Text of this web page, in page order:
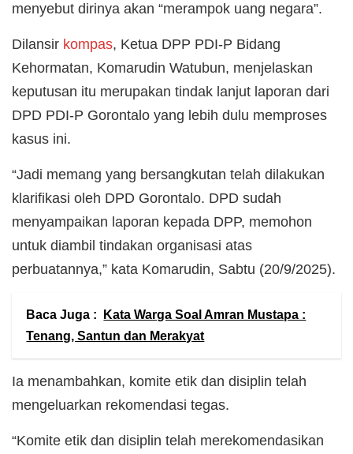
menyebut dirinya akan “merampok uang negara”.
Dilansir kompas, Ketua DPP PDI-P Bidang
Kehormatan, Komarudin Watubun, menjelaskan
keputusan itu merupakan tindak lanjut laporan dari
DPD PDI-P Gorontalo yang lebih dulu memproses
kasus ini.
“Jadi memang yang bersangkutan telah dilakukan
klarifikasi oleh DPD Gorontalo. DPD sudah
menyampaikan laporan kepada DPP, memohon
untuk diambil tindakan organisasi atas
perbuatannya,” kata Komarudin, Sabtu (20/9/2025).
Baca Juga :
Kata Warga Soal Amran Mustapa :
Tenang, Santun dan Merakyat
Ia menambahkan, komite etik dan disiplin telah
mengeluarkan rekomendasi tegas.
“Komite etik dan disiplin telah merekomendasikan